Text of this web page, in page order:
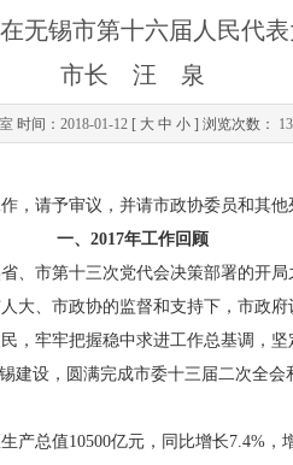
锡市第十六届人民代表
市长 汪 泉
时间： 2018-01-12[ 大 中 小] 浏览次数：
请予审议，并请市政协委员和其他
一、2017年工作回顾
市第十三次党代会决策部署的开局
大、市政协的监督和支持下，市政
，牢牢把握稳中求进工作总基调，
建设，圆满完成市委十三届二次全
产总值10500亿元，同比增长7.4%